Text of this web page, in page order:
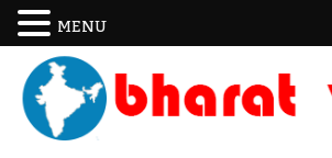
MENU